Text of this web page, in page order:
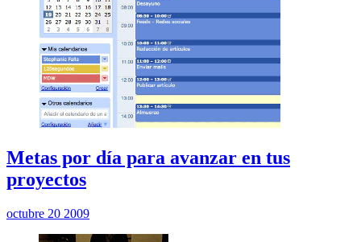
Metas por día para avanzar en tus
proyectos
octubre 20 2009